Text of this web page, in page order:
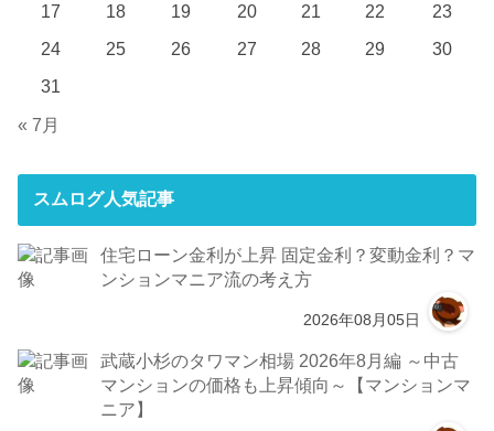
17
18 19 20 21 22
23
24
25 26 27 28 29
30
31
« 7月
スムログ人気記事
住宅ローン金利が上昇 固定金利？変動金利？マ
ンションマニア流の考え方
2026年08月05日
武蔵小杉のタワマン相場 2026年8月編 ～中古
マンションの価格も上昇傾向～【マンションマ
ニア】